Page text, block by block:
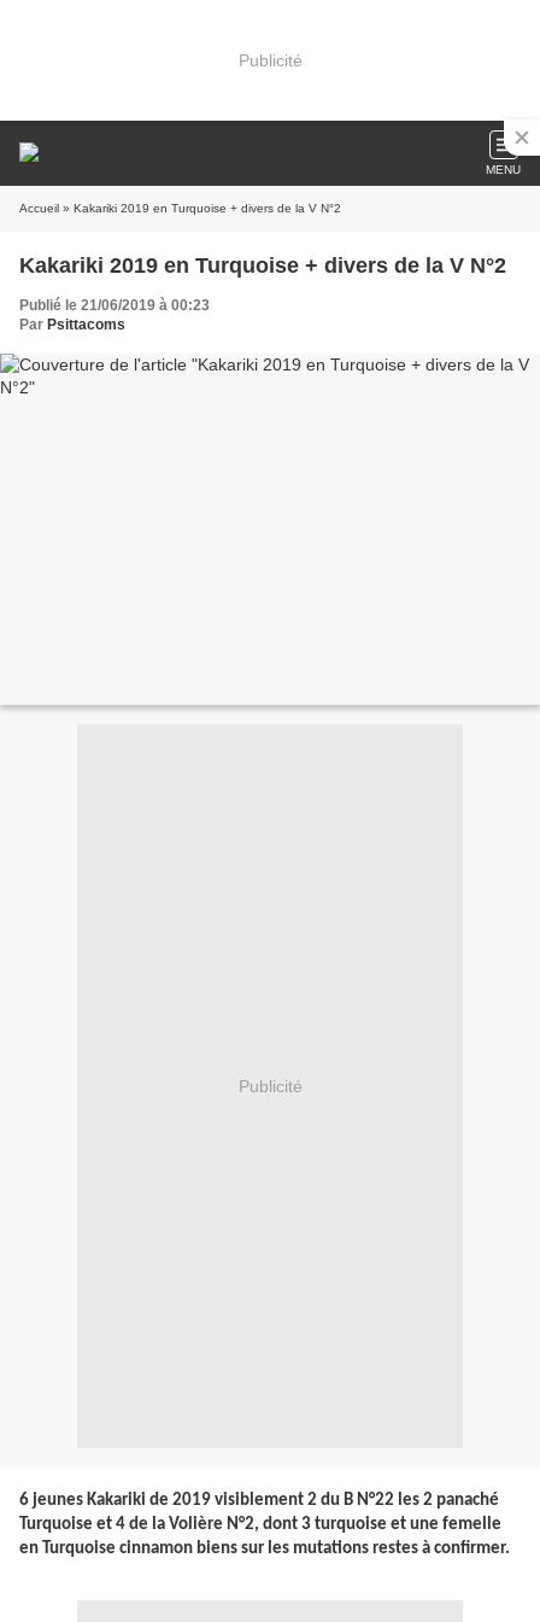
Publicité
MENU
Accueil » Kakariki 2019 en Turquoise + divers de la V N°2
Kakariki 2019 en Turquoise + divers de la V N°2
Publié le 21/06/2019 à 00:23
Par Psittacoms
Publicité
6 jeunes Kakariki de 2019 visiblement 2 du B N°22 les 2 panaché
Turquoise et 4 de la Volière N°2, dont 3 turquoise et une femelle
en Turquoise cinnamon biens sur les mutations restes à confirmer.